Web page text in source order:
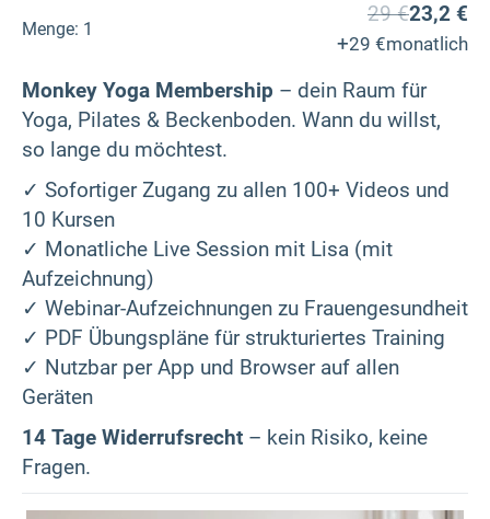
Menge: 1
29 €23,2 €
+29 €monatlich
Monkey Yoga Membership – dein Raum für
Yoga, Pilates & Beckenboden. Wann du willst,
so lange du möchtest.
✓ Sofortiger Zugang zu allen 100+ Videos und
10 Kursen
✓ Monatliche Live Session mit Lisa (mit
Aufzeichnung)
✓ Webinar-Aufzeichnungen zu Frauengesundheit
✓ PDF Übungspläne für strukturiertes Training
✓ Nutzbar per App und Browser auf allen
Geräten
14 Tage Widerrufsrecht – kein Risiko, keine
Fragen.